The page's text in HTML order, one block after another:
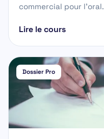
commercial pour l'oral.
Lire le cours
Dossier Pro